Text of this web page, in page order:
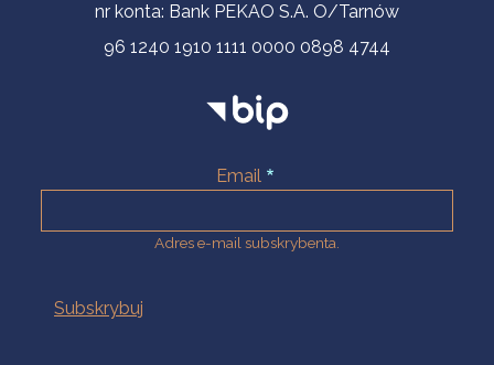
nr konta: Bank PEKAO S.A. O/Tarnów
96 1240 1910 1111 0000 0898 4744
Email
Adres e-mail subskrybenta.